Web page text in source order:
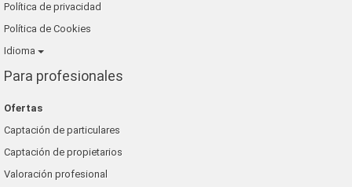
Política de privacidad
Política de Cookies
Idioma
Para profesionales
Ofertas
Captación de particulares
Captación de propietarios
Valoración profesional